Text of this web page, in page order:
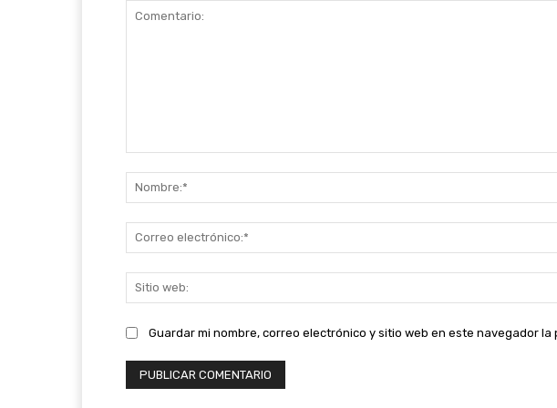
Guardar mi nombre, correo electrónico y sitio web en este navegador la